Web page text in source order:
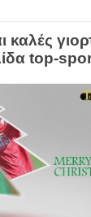
καλές
top-